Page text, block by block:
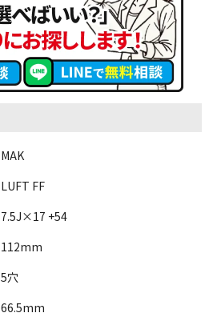
MAK
LUFT FF
7.5J×17 +54
112mm
5穴
66.5mm